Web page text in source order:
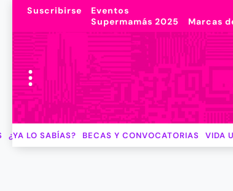
Suscribirse
Eventos
Supermamás 2025
Marcas
¿YA LO SABÍAS? BECAS Y CONVOCATORIAS VIDA